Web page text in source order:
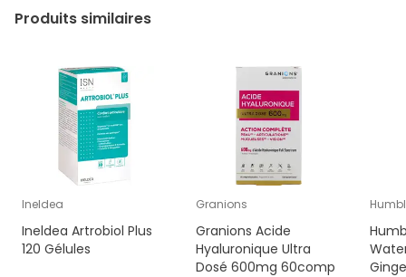
Produits similaires
Ineldea
Ineldea Artrobiol Plus
120 Gélules
Granions
Granions Acide
Hyaluronique Ultra
Dosé 600mg 60comp